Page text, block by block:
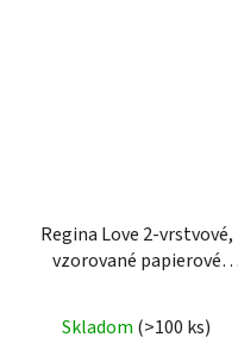
Regina Love 2-vrstvové,
vzorované papierové
Skladom (>100 ks)